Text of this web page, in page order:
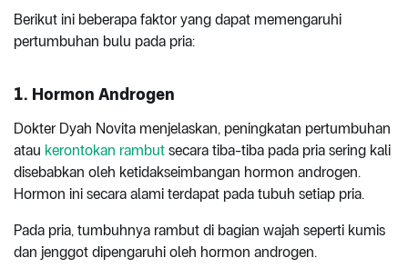
Berikut ini beberapa faktor yang dapat memengaruhi
pertumbuhan bulu pada pria:
1. Hormon Androgen
Dokter Dyah Novita menjelaskan, peningkatan pertumbuhan
atau kerontokan rambut secara tiba-tiba pada pria sering kali
disebabkan oleh ketidakseimbangan hormon androgen.
Hormon ini secara alami terdapat pada tubuh setiap pria.
Pada pria, tumbuhnya rambut di bagian wajah seperti kumis
dan jenggot dipengaruhi oleh hormon androgen.